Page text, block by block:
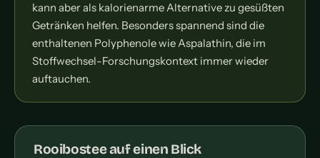
kann aber als kalorienarme Alternative zu gesüßten
Getränken helfen. Besonders spannend sind die
enthaltenen Polyphenole wie Aspalathin, die im
Stoffwechsel-Forschungskontext immer wieder
auftauchen.
Rooibostee auf einen Blick